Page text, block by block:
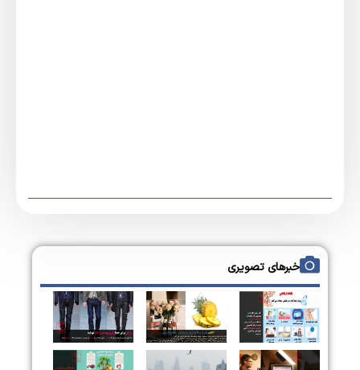
خبرهای تصویری